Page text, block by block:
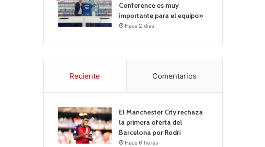
Conference es muy
importante para el equipo»
Hace 2 días
Reciente Comentarios
El Manchester City rechaza
la primera oferta del
Barcelona por Rodri
Hace 6 horas